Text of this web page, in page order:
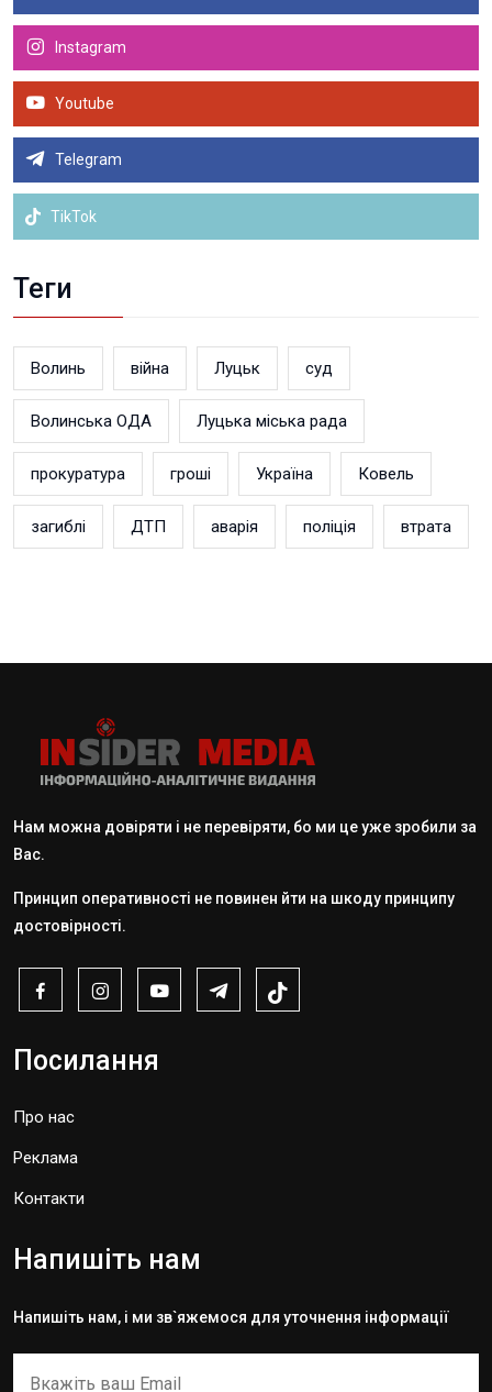
Instagram
Youtube
Telegram
TikTok
Теги
Волинь війна Луцьк суд
Волинська ОДА Луцька міська рада
прокуратура гроші Україна Ковель
загиблі ДТП аварія поліція втрата
Нам можна довіряти і не перевіряти, бо ми це уже зробили за
Вас.
Принцип оперативності не повинен йти на шкоду принципу
достовірності.
Посилання
Про нас
Реклама
Контакти
Напишіть нам
Напишіть нам, і ми зв`яжемося для уточнення інформації